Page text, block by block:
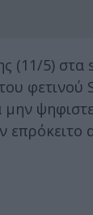
(11/5) στα